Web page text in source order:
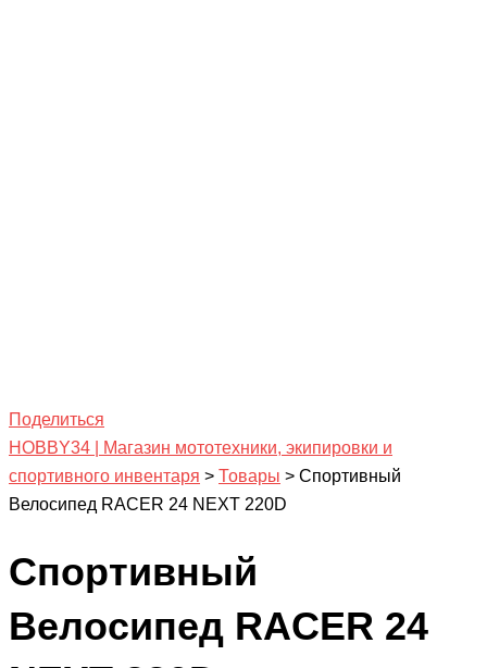
Поделиться
HOBBY34 | Магазин мототехники, экипировки и
спортивного инвентаря > Товары > Спортивный
Велосипед RACER 24 NEXT 220D
Спортивный
Велосипед RACER 24